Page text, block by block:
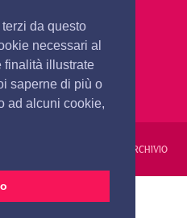
da questo
necessari al
finalità illustrate
saperne di più o
ad alcuni cookie,
COOKIES ARCHIVIO
24 ORE VIDEO